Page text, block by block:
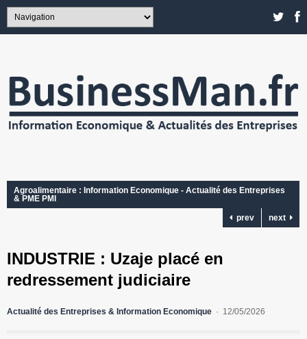
Agroalimentaire : Information Economique - Actualité des Entreprises
& PME PMI
prev
next
INDUSTRIE : Uzaje placé en
redressement judiciaire
Actualité des Entreprises & Information Economique 12/05/2026